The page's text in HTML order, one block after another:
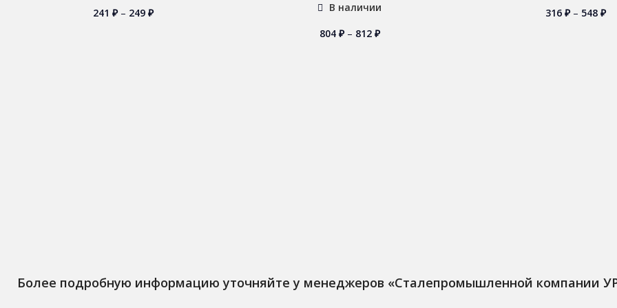
241₽ – 249₽
В наличии
804 ₽ – 812 ₽
316₽ – 548₽
Более подробную информацию уточняйте у менеджеров «Сталепромышленной компании